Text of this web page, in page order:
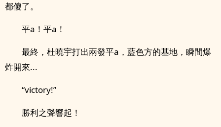
都傻了。
平a！平a！
最終，杜曉宇打出兩發平a，藍色方的基地，瞬間爆
炸開來...
“victory!”
勝利之聲響起！